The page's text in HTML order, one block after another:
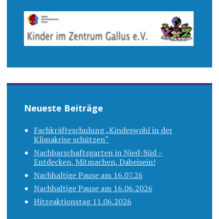
Neueste Beiträge
Fachkräfteschulung „Kindeswohl in der
Klimakrise schützen“
Nachbarschaftsgarten in Nied-Süd –
Entdecken, Mitmachen, Dabeisein!
Nachhaltige Pause am 16.07.26
Nachhaltige Pause am 16.06.2026
Hitzeaktionstag 11.06.2026